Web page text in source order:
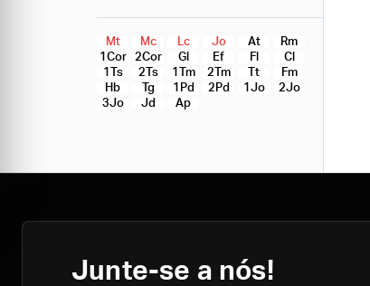
Mt Mc Lc Jo At
Rm
1Cor
2Cor Gl Ef Fl
Cl
1Ts
2Ts 1Tm 2Tm Tt
Fm
Hb
Tg 1Pd 2Pd 1Jo
2Jo
3Jo
Jd Ap
Junte-se a nós!